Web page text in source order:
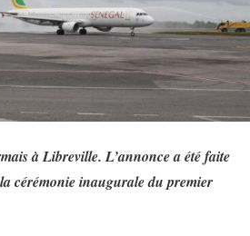
à Libreville. L’annonce a été faite
cérémonie inaugurale du premier